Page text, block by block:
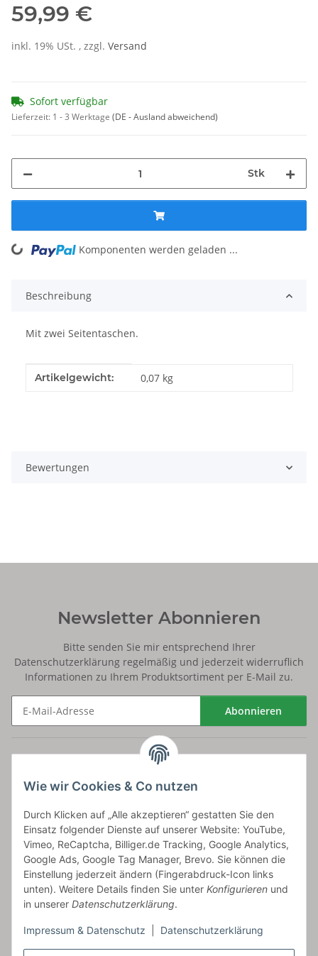
Wie wir Cookies & Co nutzen
Durch Klicken auf „Alle akzeptieren“ gestatten Sie den
Einsatz folgender Dienste auf unserer Website: YouTube,
Vimeo, ReCaptcha, Billiger.de Tracking, Google Analytics,
Google Ads, Google Tag Manager, Brevo. Sie können die
Einstellung jederzeit ändern (Fingerabdruck-Icon links
unten). Weitere Details finden Sie unter Konfigurieren und
in unserer Datenschutzerklärung.
Impressum & Datenschutz Datenschutzerklärung
59,99 €
inkl. 19% USt. , zzgl. Versand
Sofort verfügbar
Lieferzeit: 1 - 3 Werktage (DE - Ausland abweichend)
Stk
Loading... Komponenten werden geladen ...
Beschreibung
Mit zwei Seitentaschen.
Produkteigenschaft
Wert
Artikelgewicht: 0,07 kg
Bewertungen
Newsletter Abonnieren
Bitte senden Sie mir entsprechend Ihrer
Datenschutzerklärung regelmäßig und jederzeit widerruflich
Informationen zu Ihrem Produktsortiment per E-Mail zu.
Abonnieren
Artikelinformationen
Frieslandstr. 44 | 26446 Reepsholt
Fon 04468-9479855-0 | Fax -9